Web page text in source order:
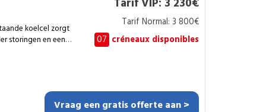
hun
rendement willen
Hoe lang duurt
koelcel zorgt
storingen en een
van de oude groep
Tarif Normal: 3 800€
07 créneaux disponibles
Vraag een gratis offerte aan >